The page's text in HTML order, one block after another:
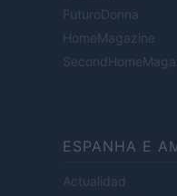
FuturoDonna
HomeMagazine
ESPANHA E
Actualidad